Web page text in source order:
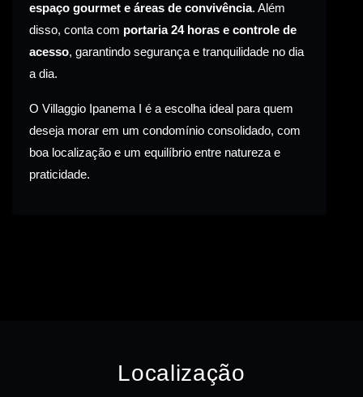
espaço gourmet e áreas de convivência. Além
disso, conta com portaria 24 horas e controle de
acesso, garantindo segurança e tranquilidade no dia
a dia.
O Villaggio Ipanema I é a escolha ideal para quem
deseja morar em um condomínio consolidado, com
boa localização e um equilíbrio entre natureza e
praticidade.
Localização